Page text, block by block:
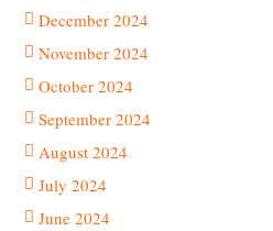
December 2024
November 2024
October 2024
September 2024
August 2024
July 2024
June 2024